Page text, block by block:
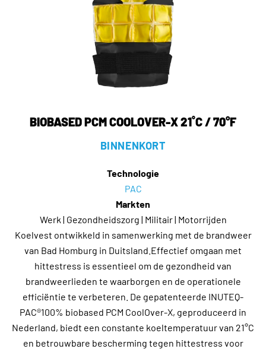
BIOBASED PCM COOLOVER-X 21˚C / 70°F
BINNENKORT
Technologie
PAC
Markten
Werk | Gezondheidszorg | Militair | Motorrijden
Koelvest ontwikkeld in samenwerking met de brandweer
van Bad Homburg in Duitsland.Effectief omgaan met
hittestress is essentieel om de gezondheid van
brandweerlieden te waarborgen en de operationele
efficiëntie te verbeteren. De gepatenteerde INUTEQ-
PAC®100% biobased PCM CoolOver-X, geproduceerd in
Nederland, biedt een constante koeltemperatuur van 21°C
en betrouwbare bescherming tegen hittestress voor